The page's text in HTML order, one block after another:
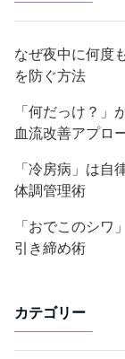
なぜ夜中に何度
を防ぐ方法
「何だっけ？
血流改善アプロ
「冷房病」は
体調管理術
「おでこのシ
引き締め術
カテゴリー